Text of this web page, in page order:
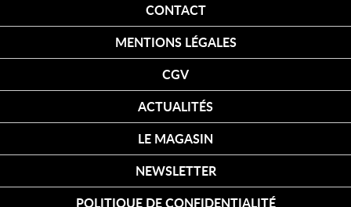
CONTACT
MENTIONS LÉGALES
CGV
ACTUALITÉS
LE MAGASIN
NEWSLETTER
POLITIQUE DE CONFIDENTIALITÉ